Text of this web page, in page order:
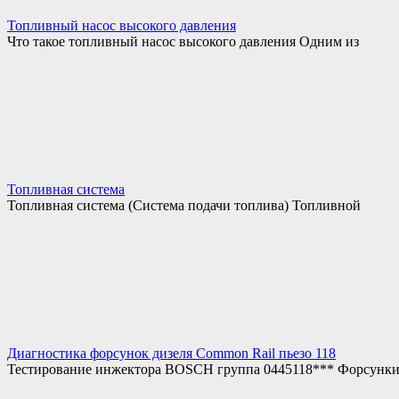
Топливный насос высокого давления
Что такое топливный насос высокого давления Одним из
Топливная система
Топливная система (Система подачи топлива) Топливной
Диагностика форсунок дизеля Common Rail пьезо 118
Тестирование инжектора BOSCH группа 0445118*** Форсунки